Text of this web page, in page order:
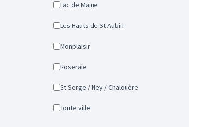
Lac de Maine
Les Hauts de St Aubin
Monplaisir
Roseraie
St Serge / Ney / Chalouère
Toute ville